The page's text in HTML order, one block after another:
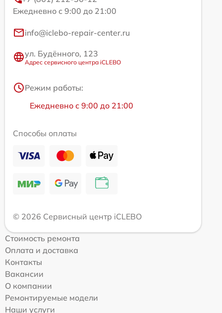
Ежедневно с 9:00 до 21:00
info@iclebo-repair-center.ru
ул. Будённого, 123
Адрес сервисного центра iCLEBO
Режим работы:
Ежедневно с 9:00 до 21:00
Способы оплаты
© 2026 Сервисный центр iCLEBO
Стоимость ремонта
Оплата и доставка
Контакты
Вакансии
О компании
Ремонтируемые модели
Наши услуги